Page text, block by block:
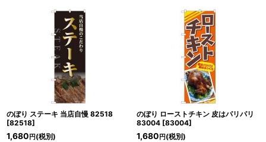
のぼり ステーキ 当店自慢 82518
[82518]
1,680 円 (税別)
のぼり ローストチキン 皮はパリパリ
83004 [83004]
1,680 円 (税別)